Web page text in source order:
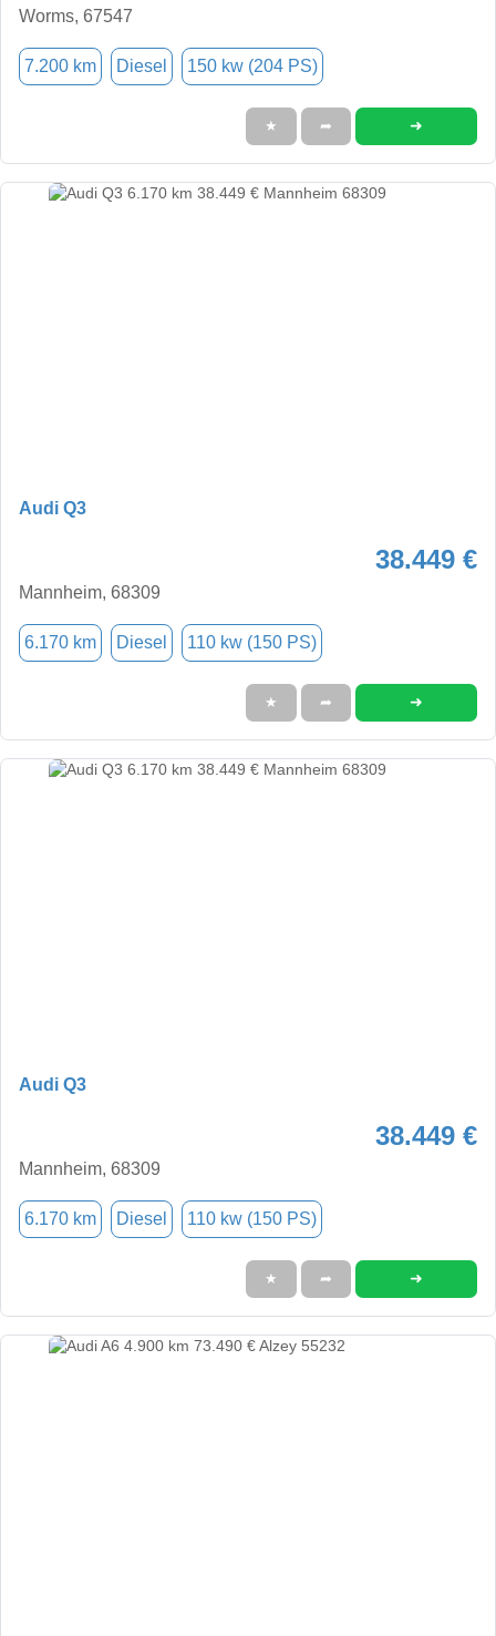
Worms, 67547
7.200 km Diesel 150 kw (204 PS)
★ ➦ ➜
Audi Q3
38.449 €
Mannheim, 68309
6.170 km Diesel 110 kw (150 PS)
★ ➦ ➜
Audi Q3
38.449 €
Mannheim, 68309
6.170 km Diesel 110 kw (150 PS)
★ ➦ ➜